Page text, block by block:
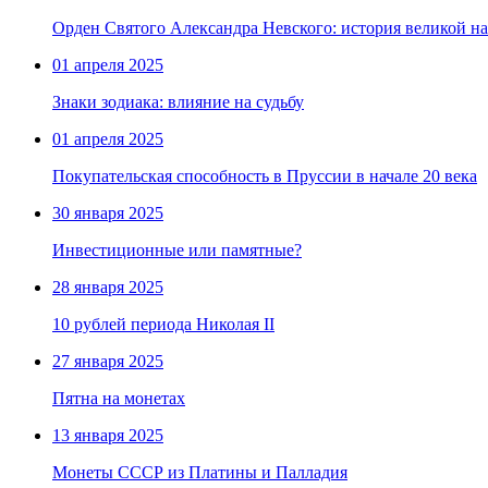
Орден Святого Александра Невского: история великой
01 апреля 2025
Знаки зодиака: влияние на судьбу
01 апреля 2025
Покупательская способность в Пруссии в начале 20 века
30 января 2025
Инвестиционные или памятные?
28 января 2025
10 рублей периода Николая II
27 января 2025
Пятна на монетах
13 января 2025
Монеты СССР из Платины и Палладия